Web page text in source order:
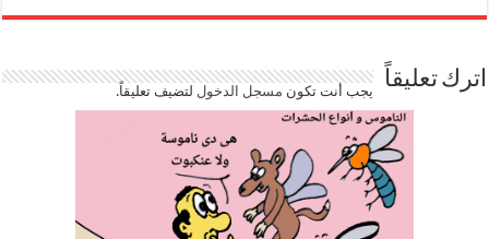
اترك تعليقاً يجب أنت تكون مسجل الدخوللتضيف تعليقاً.